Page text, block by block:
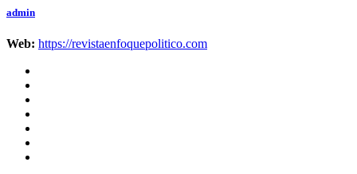
admin
Web: https://revistaenfoquepolitico.com